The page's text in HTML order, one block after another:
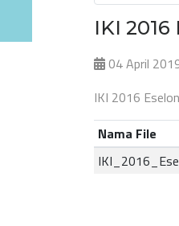
IKI 2016
04 April
IKI 2016
Nama File